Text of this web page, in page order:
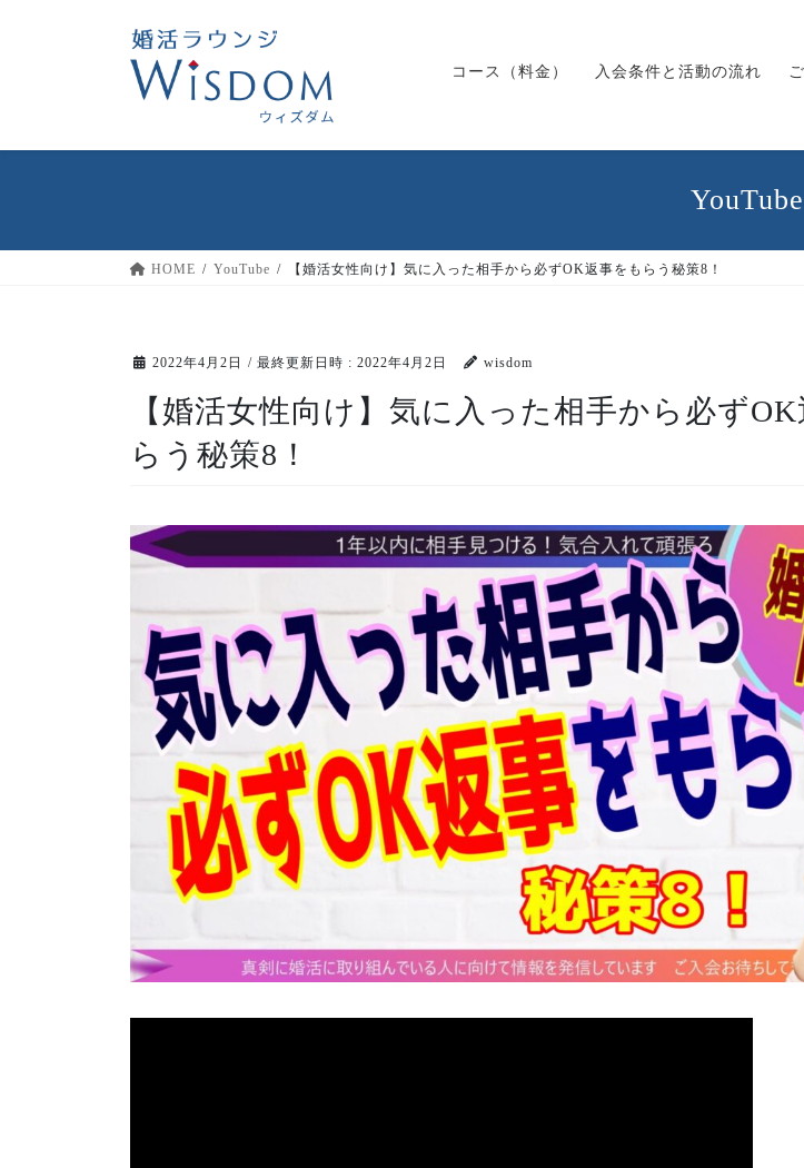
プ
動
コース（料金） 入会条件と活動の流れ
YouTube
HOME YouTube 【婚活女性向け】気に入った相手から必ずOK返事をもらう秘策8！
2022年4月2日 / 最終更新日時 : 2022年4月2日 wisdom
【婚活女性向け】気に入った相手から必ず
らう秘策8！